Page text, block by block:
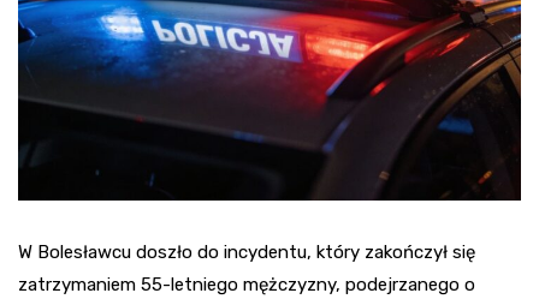
W Bolesławcu doszło do incydentu, który zakończył się
zatrzymaniem 55-letniego mężczyzny, podejrzanego o